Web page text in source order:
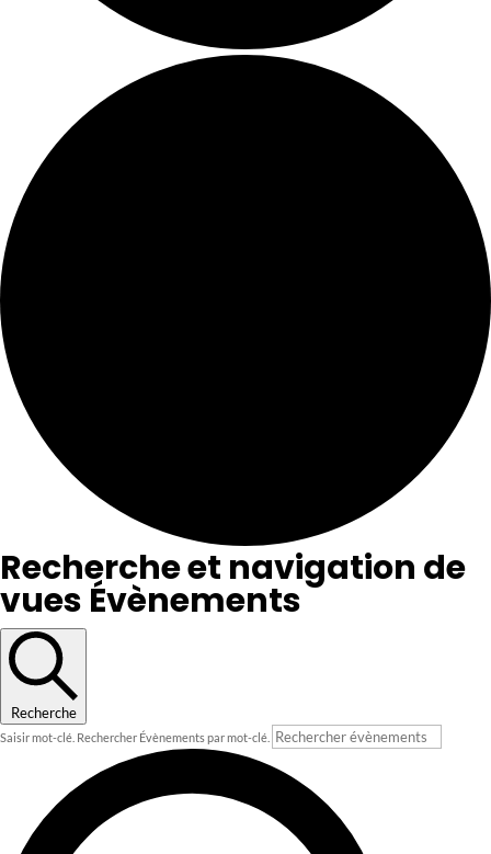
Recherche et navigation de
vues Évènements
Recherche
Saisir mot-clé. Rechercher Évènements par mot-clé.